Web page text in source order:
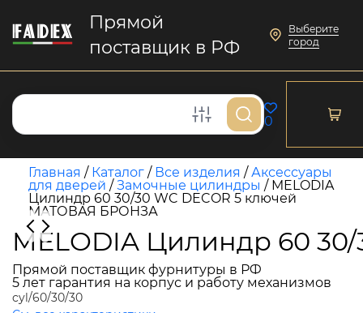
Прямой
поставщик в РФ
Выберите
город
0
Главная / Каталог / Все изделия /Аксессуары
для дверей /Замочные цилиндры / MELODIA
Цилиндр 60 30/30 WC DECOR 5 ключей
МАТОВАЯ БРОНЗА
MELODIA Цилиндр 60
Прямой поставщик фурнитуры в РФ
5 лет гарантия на корпус и работу механизмов
cyl/60/30/30